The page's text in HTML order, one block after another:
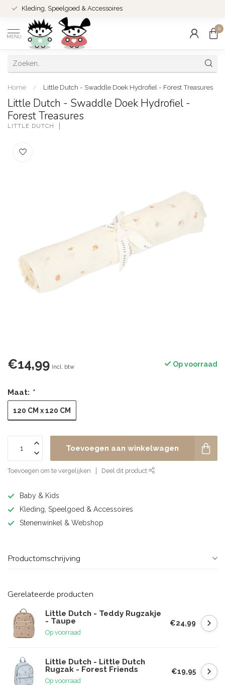
Kleding, Speelgoed & Accessoires
MENU
0
Home / Little Dutch - Swaddle Doek Hydrofiel - Forest Treasures
Little Dutch - Swaddle Doek Hydrofiel -
Forest Treasures
LITTLE DUTCH
€14,99 Incl. btw Op voorraad
Maat: *
120 CM x 120 CM
Toevoegen aan winkelwagen
Toevoegen om te vergelijken Deel dit product
Baby & Kids
Kleding, Speelgoed & Accessoires
Stenenwinkel & Webshop
Productomschrijving
Gerelateerde producten
Little Dutch - Teddy Rugzakje
- Taupe
Op voorraad
€24,99
Little Dutch - Little Dutch
Rugzak - Forest Friends
Op voorraad
€19,95